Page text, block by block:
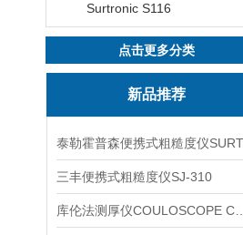
Surtronic S116
点击更多分类
新品推荐
三丰便携式粗糙度仪SJ-310